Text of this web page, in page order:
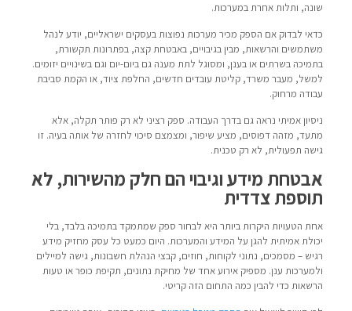
שונה, ותלות אחרת במערכות.
כדאי לבדוק אם הספק מכיר מערכות נפוצות בעסקים ישראליים, יודע לנהל
משתמשים והרשאות, מבין בגיבויים, באבטחת קצה, בפתרונות תקשורת,
בתמיכה בשרתים או בענן, ומסוגל לתת מענה גם ביום-יום וגם בשינויים יזומים.
למשל, מעבר משרד, קליטת עובדים חדשים, החלפת ציוד, או הקמת סביבת
עבודה מרחוק.
ניסיון אמיתי נראה גם בדרך העבודה. ספק רציני לא רק פותר תקלה, אלא
מתעד, מזהה דפוסים, מציע שיפור, ומצמצם סיכוי לחזרה של אותה בעיה. זו
גישה תפעולית, לא רק טכנית.
אבטחת מידע וגיבוי הם חלק מהשירות, לא
תוספת צדדית
אחת הטעויות היקרות ביותר היא לבחור ספק שמתמקד בתמיכה בלבד, בלי
יכולת אמיתית להגן על המידע והמערכות. היום כמעט כל עסק מחזיק מידע
רגיש – מסמכים, נתוני לקוחות, חוזים, קבצי הנהלת חשבונות, גישה למיילים
ולמערכות ענן. מספיק אירוע אחד של מחיקת נתונים, תקיפת כופר או טעות
הרשאות כדי להבין כמה התחום הזה קריטי.